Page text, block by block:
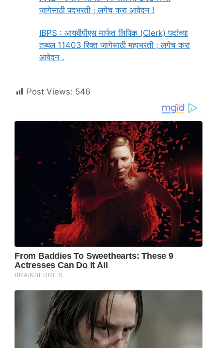
जागेसाठी पदभरती ; लगेच करा आवेदन !
IBPS : आयबीपीएस मार्फत लिपिक (Clerk) पदांच्या
तब्बल 11403 रिक्त जागेसाठी महाभरती ; लगेच करा
आवेदन .
Post Views: 546